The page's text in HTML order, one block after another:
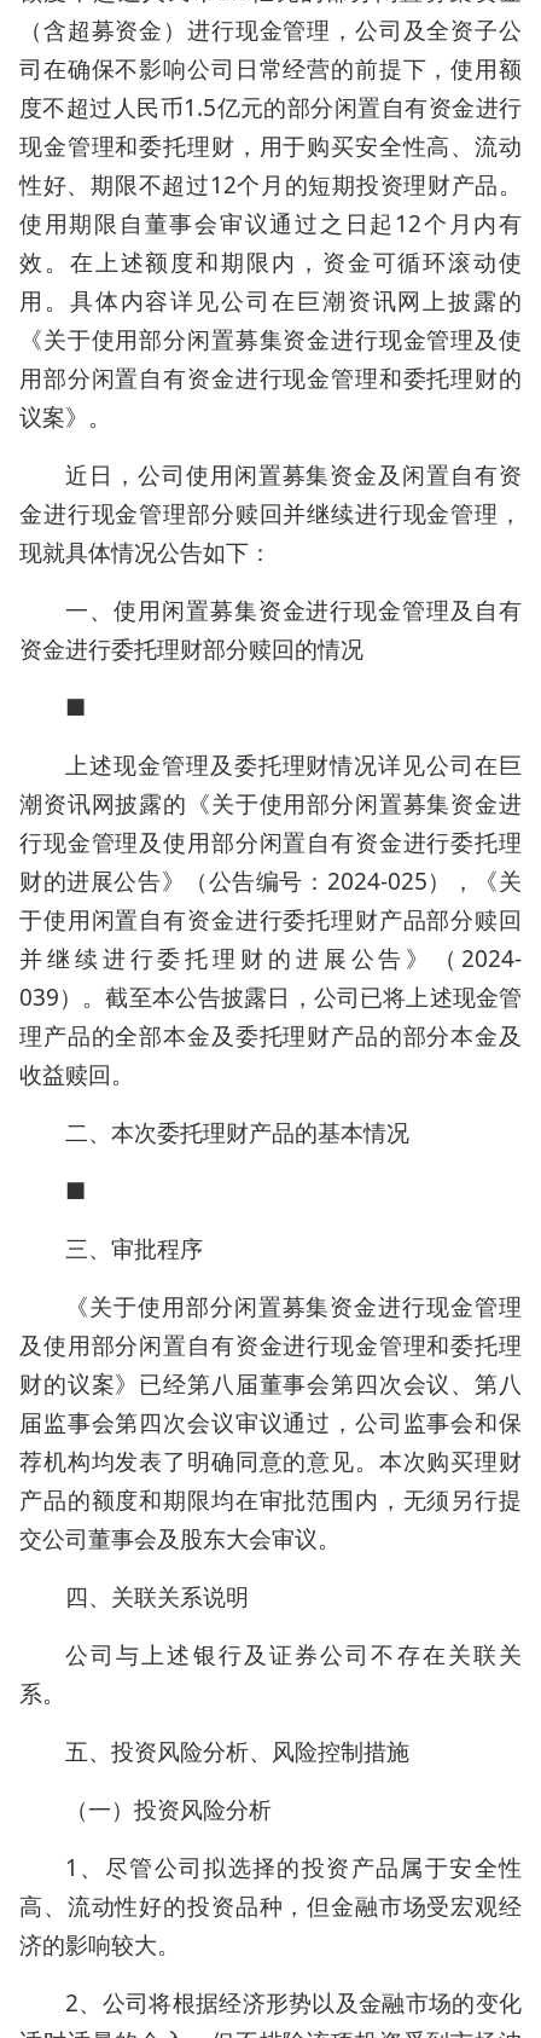
（含超募资金）进行现金管理，公司及全资子公
司在确保不影响公司日常经营的前提下，使用额
度不超过人民币1.5亿元的部分闲置自有资金进行
现金管理和委托理财，用于购买安全性高、流动
性好、期限不超过12个月的短期投资理财产品。
使用期限自董事会审议通过之日起12个月内有
效。在上述额度和期限内，资金可循环滚动使
用。具体内容详见公司在巨潮资讯网上披露的
《关于使用部分闲置募集资金进行现金管理及使
用部分闲置自有资金进行现金管理和委托理财的
议案》。
近日，公司使用闲置募集资金及闲置自有资
金进行现金管理部分赎回并继续进行现金管理，
现就具体情况公告如下：
一、使用闲置募集资金进行现金管理及自有
资金进行委托理财部分赎回的情况
■
上述现金管理及委托理财情况详见公司在巨
潮资讯网披露的《关于使用部分闲置募集资金进
行现金管理及使用部分闲置自有资金进行委托理
财的进展公告》（公告编号：2024-025），《关
于使用闲置自有资金进行委托理财产品部分赎回
并继续进行委托理财的进展公告》（2024-
039）。截至本公告披露日，公司已将上述现金管
理产品的全部本金及委托理财产品的部分本金及
收益赎回。
二、本次委托理财产品的基本情况
■
三、审批程序
《关于使用部分闲置募集资金进行现金管理
及使用部分闲置自有资金进行现金管理和委托理
财的议案》已经第八届董事会第四次会议、第八
届监事会第四次会议审议通过，公司监事会和保
荐机构均发表了明确同意的意见。本次购买理财
产品的额度和期限均在审批范围内，无须另行提
交公司董事会及股东大会审议。
四、关联关系说明
公司与上述银行及证券公司不存在关联关
系。
五、投资风险分析、风险控制措施
（一）投资风险分析
1、尽管公司拟选择的投资产品属于安全性
高、流动性好的投资品种，但金融市场受宏观经
济的影响较大。
2、公司将根据经济形势以及金融市场的变化